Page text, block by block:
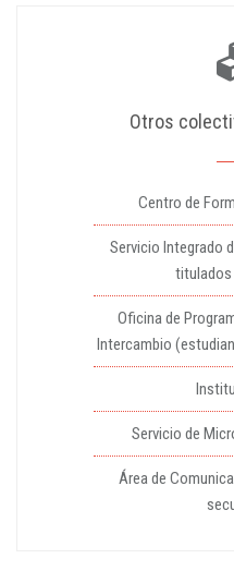
Otros
Centro de
Servicio Integrado
titulados
Oficina de
Intercambio
Servicio de
Área de